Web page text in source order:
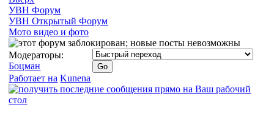
УВН Форум
УВН Открытый Форум
Мото видео и фото
Модераторы:
Боцман
Работает на Kunena